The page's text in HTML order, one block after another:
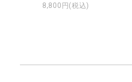
8,800円(税込)